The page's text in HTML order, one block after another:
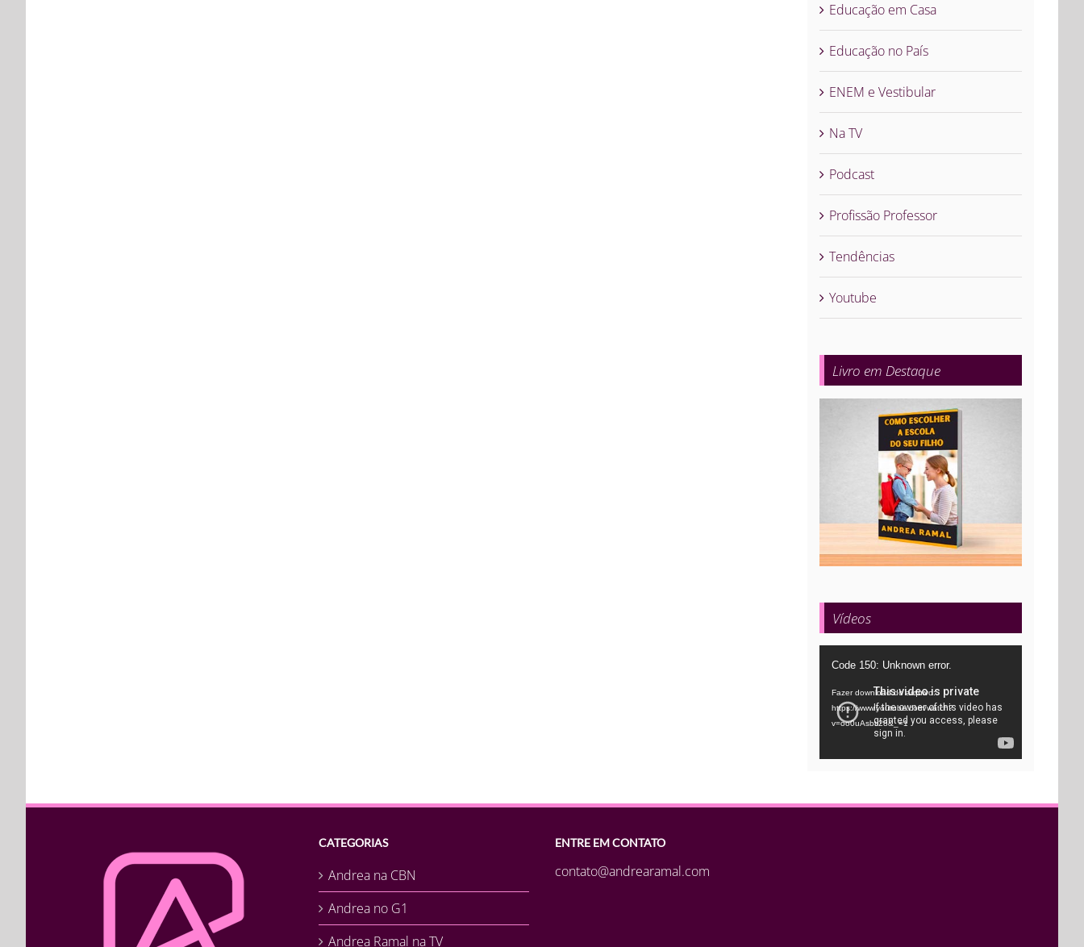
Educação em Casa
Educação no País
ENEM e Vestibular
Na TV
Podcast
Profissão Professor
Tendências
Youtube
Livro em Destaque
Vídeos
Tocador
vídeo
Code 150: Unknown error.
Fazer download do arquivo:
https://www.youtube.com/watch?
v=oo0uAsbti28&_=1
CATEGORIAS
Andrea na CBN
Andrea no G1
Andrea Ramal na TV
ENTRE EM CONTATO
contato@andrearamal.com